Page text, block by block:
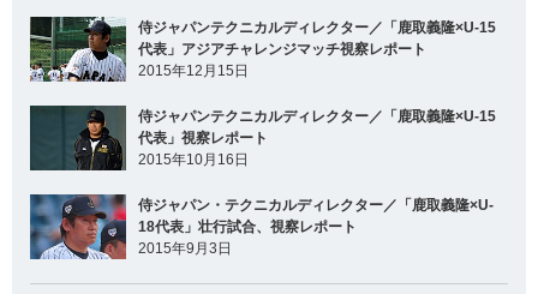
侍ジャパンテクニカルディレクター／「鹿取義隆×U-15
代表」アジアチャレンジマッチ視察レポート
2015年12月15日
侍ジャパンテクニカルディレクター／「鹿取義隆×U-15
代表」視察レポート
2015年10月16日
侍ジャパン・テクニカルディレクター／「鹿取義隆×U-
18代表」壮行試合、視察レポート
2015年9月3日